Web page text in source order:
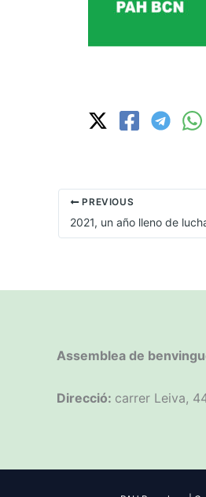
PREVIOUS
2021, un año lleno de
Assemblea de
Direcció: carrer Leiva,